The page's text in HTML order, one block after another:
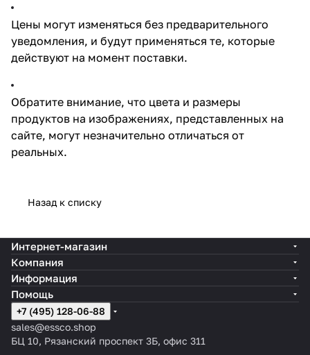
Цены могут изменяться без предварительного
уведомления, и будут применяться те, которые
действуют на момент поставки.
Обратите внимание, что цвета и размеры
продуктов на изображениях, представленных на
сайте, могут незначительно отличаться от
реальных.
Назад к списку
Интернет-магазин
Компания
Информация
Помощь
+7 (495) 128-06-88
sales@essco.shop
БЦ 10, Рязанский проспект 3Б, офис 311